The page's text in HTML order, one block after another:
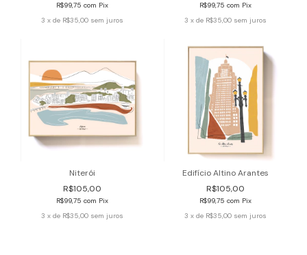
R$99,75 com Pix
3 x de R$35,00 sem juros
R$99,75 com Pix
3 x de R$35,00 sem juros
Niterói
R$105,00
R$99,75 com Pix
3 x de R$35,00 sem juros
Edifício Altino Arantes
R$105,00
R$99,75 com Pix
3 x de R$35,00 sem juros